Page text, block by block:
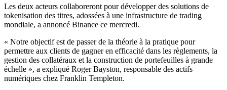
Les deux acteurs collaboreront pour développer des solutions de
tokenisation des titres, adossées à une infrastructure de trading
mondiale, a annoncé Binance ce mercredi.
« Notre objectif est de passer de la théorie à la pratique pour
permettre aux clients de gagner en efficacité dans les règlements, la
gestion des collatéraux et la construction de portefeuilles à grande
échelle », a expliqué Roger Bayston, responsable des actifs
numériques chez Franklin Templeton.